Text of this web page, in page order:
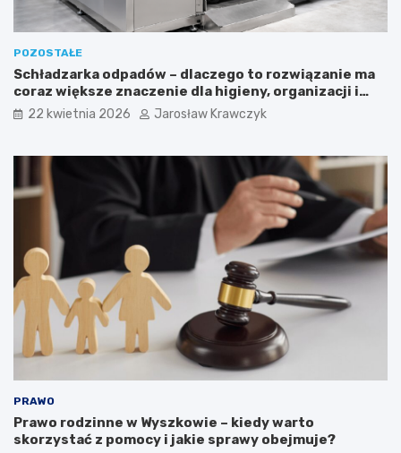
POZOSTAŁE
Schładzarka odpadów – dlaczego to rozwiązanie ma
coraz większe znaczenie dla higieny, organizacji i
wygody pracy?
22 kwietnia 2026 Jarosław Krawczyk
PRAWO
Prawo rodzinne w Wyszkowie – kiedy warto
skorzystać z pomocy i jakie sprawy obejmuje?